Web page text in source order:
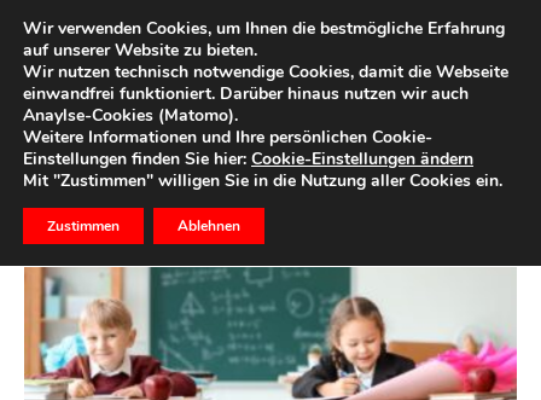
Start Schlagworte Schultüte
Schlagwort: Schultüte
Wir verwenden Cookies, um Ihnen die bestmögliche Erfahrung
auf unserer Website zu bieten.
Wir nutzen technisch notwendige Cookies, damit die Webseite
einwandfrei funktioniert. Darüber hinaus nutzen wir auch
Anaylse-Cookies (Matomo).
Weitere Informationen und Ihre persönlichen Cookie-
Einstellungen finden Sie hier: Cookie-Einstellungen ändern
Mit "Zustimmen" willigen Sie in die Nutzung aller Cookies ein.
Zustimmen Ablehnen